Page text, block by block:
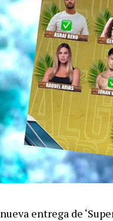
entrega de